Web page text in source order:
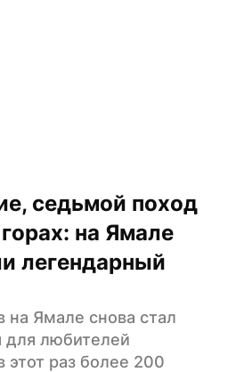
седьмой поход
на Ямале
легендарный
на Ямале снова стал
для любителей
этот раз более 200